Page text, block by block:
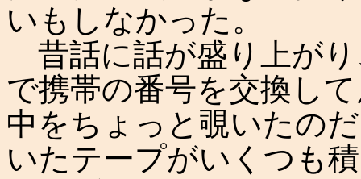
いもしなかった。
昔話に話が盛り上が
で携帯の番号を交換し
中をちょっと覗いたの
いたテープがいくつも